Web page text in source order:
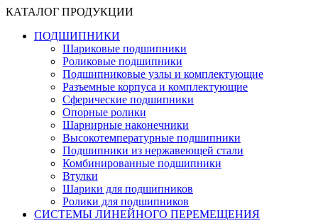
КАТАЛОГ ПРОДУКЦИИ
ПОДШИПНИКИ
Шариковые подшипники
Роликовые подшипники
Подшипниковые узлы и комплектующие
Разъемные корпуса и комплектующие
Сферические подшипники
Опорные ролики
Шарнирные наконечники
Высокотемпературные подшипники
Подшипники из нержавеющей стали
Комбинированные подшипники
Втулки
Шарики для подшипников
Ролики для подшипников
СИСТЕМЫ ЛИНЕЙНОГО ПЕРЕМЕЩЕНИЯ